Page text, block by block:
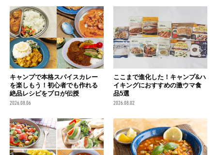
キャンプで本格スパイスカレー
を楽しもう！初心者でも作れる
絶品レシピをプロが伝授
2026.08.06
ここまで進化した！キャンプ&ハ
イキングにおすすめの激ウマ食
品5選
2026.08.02